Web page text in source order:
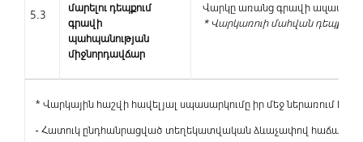
5.3
մարելու դեպքում
գրավի
պահպանության
միջնորդավճար
Վարկը առանց գրավի ազատման
* Վարկառուի մահվան
* Վարկային հաշվի հավելյալ սպասարկումը իր մեջ ներառում է
- Հատուկ ընդհանրացված տեղեկատվական ձևաչափով